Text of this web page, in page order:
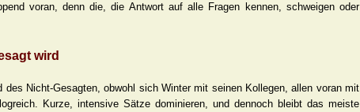
voran, denn die, die Antwort auf alle Fragen kennen, schweigen oder
wird
Nicht-Gesagten, obwohl sich Winter mit seinen Kollegen, allen voran mit
Kurze, intensive Sätze dominieren, und dennoch bleibt das meiste